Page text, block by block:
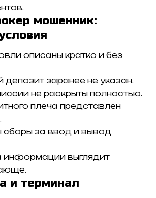
мошенник:
описаны кратко и без
заранее не указан.
не раскрыты полностью.
плеча представлен
сборы за ввод и вывод
информации выглядит
и терминал